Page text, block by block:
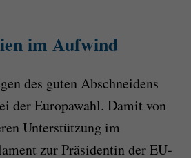
im Aufwind
des guten Abschneidens
der Europawahl. Damit von
Unterstützung im
zur Präsidentin der EU-